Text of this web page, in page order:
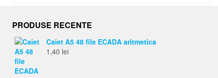
PRODUSE RECENTE
Caiet A5 48 file ECADA aritmetica
1,40 lei